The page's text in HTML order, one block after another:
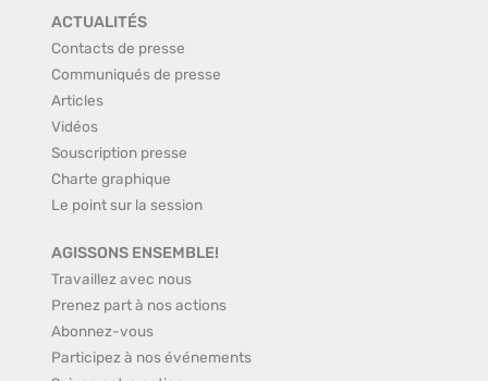
ACTUALITÉS
Contacts de presse
Communiqués de presse
Articles
Vidéos
Souscription presse
Charte graphique
Le point sur la session
AGISSONS ENSEMBLE!
Travaillez avec nous
Prenez part à nos actions
Abonnez-vous
Participez à nos événements